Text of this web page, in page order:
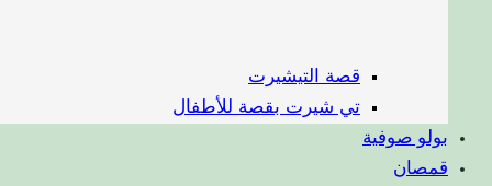
قصة التيشيرت
تي شيرت بقصة للأطفال
بولو صوفية
قمصان